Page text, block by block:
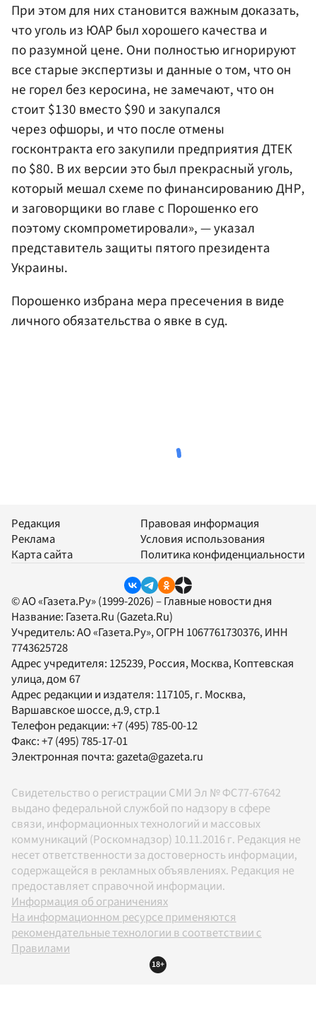
При этом для них становится важным доказать,
что уголь из ЮАР был хорошего качества и
по разумной цене. Они полностью игнорируют
все старые экспертизы и данные о том, что он
не горел без керосина, не замечают, что он
стоит $130 вместо $90 и закупался
через офшоры, и что после отмены
госконтракта его закупили предприятия ДТЕК
по $80. В их версии это был прекрасный уголь,
который мешал схеме по финансированию ДНР,
и заговорщики во главе с Порошенко его
поэтому скомпрометировали», — указал
представитель защиты пятого президента
Украины.
Порошенко избрана мера пресечения в виде
личного обязательства о явке в суд.
Редакция
Реклама
Карта сайта
Правовая информация
Условия использования
Политика конфиденциальности
© АО «Газета.Ру» (1999-2026) – Главные новости дня
Название: Газета.Ru (Gazeta.Ru)
Учредитель:АО «Газета.Ру», ОГРН 1067761730376, ИНН
7743625728
Адрес учредителя: 125239, Россия, Москва, Коптевская
улица, дом 67
Адрес редакции и издателя: 117105, г. Москва,
Варшавское шоссе, д.9, стр.1
Телефон редакции:+7 (495) 785-00-12
Факс:+7 (495) 785-17-01
Электронная почта: gazeta@gazeta.ru
Свидетельство о регистрации СМИ Эл № ФС77-67642
выдано федеральной службой по надзору в сфере
связи, информационных технологий и массовых
коммуникаций (Роскомнадзор) 10.11.2016 г. Редакция не
несет ответственности за достоверность информации,
содержащейся в рекламных объявлениях. Редакция не
предоставляет справочной информации.
Информация об ограничениях
На информационном ресурсе применяются
рекомендательные технологии в соответствии с
Правилами
18+